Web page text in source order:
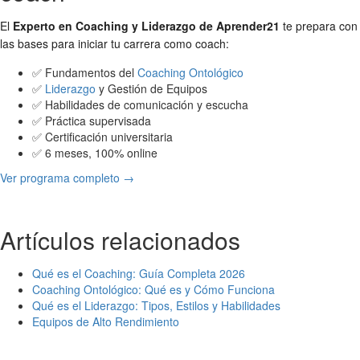
El Experto en Coaching y Liderazgo de Aprender21 te prepara con
las bases para iniciar tu carrera como coach:
✅ Fundamentos del Coaching Ontológico
✅ Liderazgo y Gestión de Equipos
✅ Habilidades de comunicación y escucha
✅ Práctica supervisada
✅ Certificación universitaria
✅ 6 meses, 100% online
Ver programa completo →
Artículos relacionados
Qué es el Coaching: Guía Completa 2026
Coaching Ontológico: Qué es y Cómo Funciona
Qué es el Liderazgo: Tipos, Estilos y Habilidades
Equipos de Alto Rendimiento